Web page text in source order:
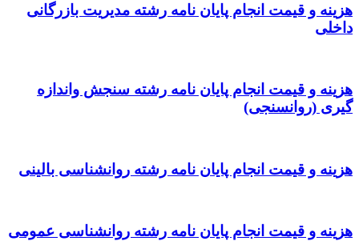
هزینه و قیمت انجام پایان نامه رشته مدیریت بازرگانی
داخلی
هزینه و قیمت انجام پایان نامه رشته سنجش واندازه
گیری (روانسنجی)
هزینه و قیمت انجام پایان نامه رشته روانشناسی بالینی
هزینه و قیمت انجام پایان نامه رشته روانشناسی عمومی